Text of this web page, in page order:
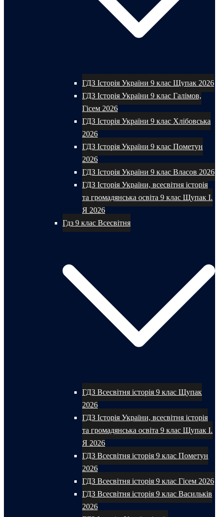
ГДЗ Історія України 9 клас Щупак 2026
ГДЗ Історія України 9 клас Галімов,
Гісем 2026
ГДЗ Історія України 9 клас Хлібовська
2026
ГДЗ Історія України 9 клас Пометун
2026
ГДЗ Історія України 9 клас Власов 2026
ГДЗ Історія України, всесвітня історія
та громадянська освіта 9 клас Щупак І.
Я 2026
Гдз 9 клас Всесвітня
ГДЗ Всесвітня історія 9 клас Щупак
2026
ГДЗ Історія України, всесвітня історія
та громадянська освіта 9 клас Щупак І.
Я 2026
ГДЗ Всесвітня історія 9 клас Пометун
2026
ГДЗ Всесвітня історія 9 клас Гісем 2026
ГДЗ Всесвітня історія 9 клас Васильків
2026